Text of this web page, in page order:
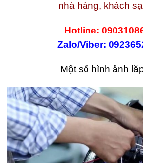
nhà hàng, khách
Hotline:
Zalo/Viber:
Một số hình ảnh